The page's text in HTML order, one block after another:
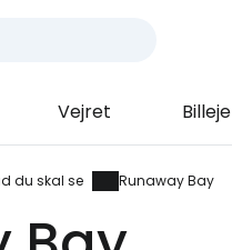
Vejret Billeje
du skal se Runaway Bay